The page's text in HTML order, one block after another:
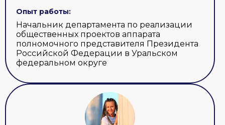
Опыт работы:
Начальник департамента по реализации
общественных проектов аппарата
полномочного представителя Президента
Российской Федерации в Уральском
федеральном округе